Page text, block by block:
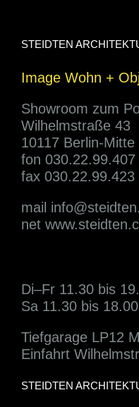
STEIDTEN
Image Wohn +
Showroom zum
Wilhelmstraße 43
10117 Berlin-Mitte
fon 030.22.99.407
fax 030.22.99.423
mail
net
Di–Fr 11.30 bis
Sa 11.30 bis
Tiefgarage LP12
Einfahrt
STEIDTEN